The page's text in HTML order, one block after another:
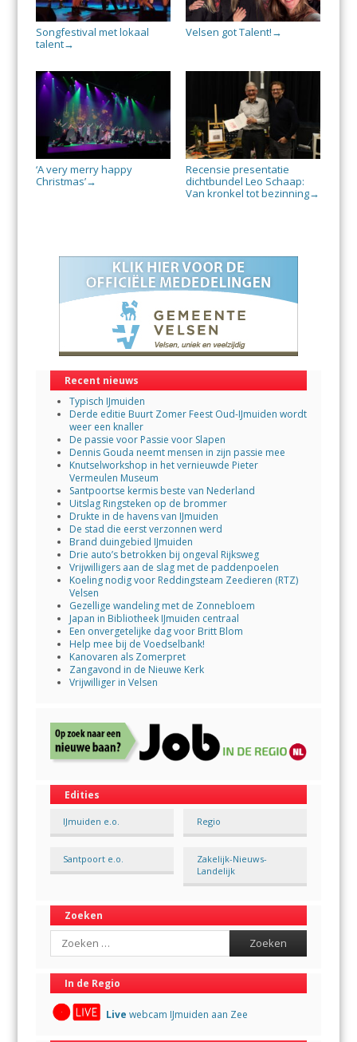
Songfestival met lokaal
talent→
Velsen got Talent! →
‘A very merry happy
Christmas’→
Recensie presentatie
dichtbundel Leo Schaap:
Van kronkel tot bezinning→
Recent nieuws
Typisch IJmuiden
Derde editie Buurt Zomer Feest Oud-IJmuiden wordt
weer een knaller
De passie voor Passie voor Slapen
Dennis Gouda neemt mensen in zijn passie mee
Knutselworkshop in het vernieuwde Pieter
Vermeulen Museum
Santpoortse kermis beste van Nederland
Uitslag Ringsteken op de brommer
Drukte in de havens van IJmuiden
De stad die eerst verzonnen werd
Brand duingebied IJmuiden
Drie auto’s betrokken bij ongeval Rijksweg
Vrijwilligers aan de slag met de paddenpoelen
Koeling nodig voor Reddingsteam Zeedieren (RTZ)
Velsen
Gezellige wandeling met de Zonnebloem
Japan in Bibliotheek IJmuiden centraal
Een onvergetelijke dag voor Britt Blom
Help mee bij de Voedselbank!
Kanovaren als Zomerpret
Zangavond in de Nieuwe Kerk
Vrijwilliger in Velsen
Edities
IJmuiden e.o. Regio
Santpoort e.o.
Zakelijk-Nieuws-
Landelijk
Zoeken
Search
In de Regio
Live webcam IJmuiden aan Zee